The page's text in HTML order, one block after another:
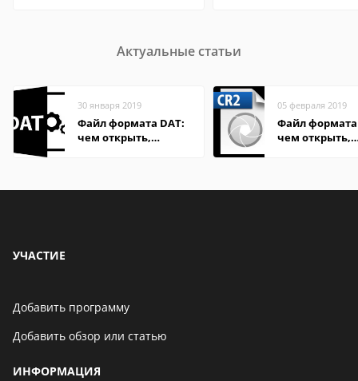
Актуальные статьи
30 января 2019
Файл формата DAT:
чем открыть,
05 февраля 2019
Файл формата
чем открыть,
УЧАСТИЕ
Добавить программу
Добавить обзор или статью
ИНФОРМАЦИЯ